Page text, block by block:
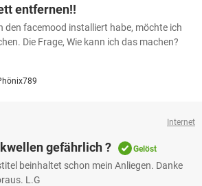
HARDWARE
entfernen!!
den facemood installiert habe, möchte ich
Die Frage, Wie kann ich das machen?
Internet
gefährlich ? Gelöst
beinhaltet schon mein Anliegen. Danke
L.G